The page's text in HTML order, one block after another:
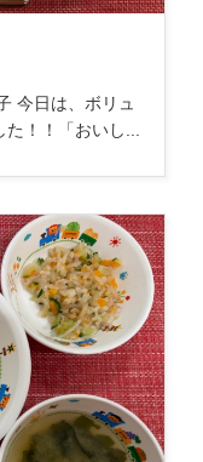
今日は、ボリュ
！！「おいし...